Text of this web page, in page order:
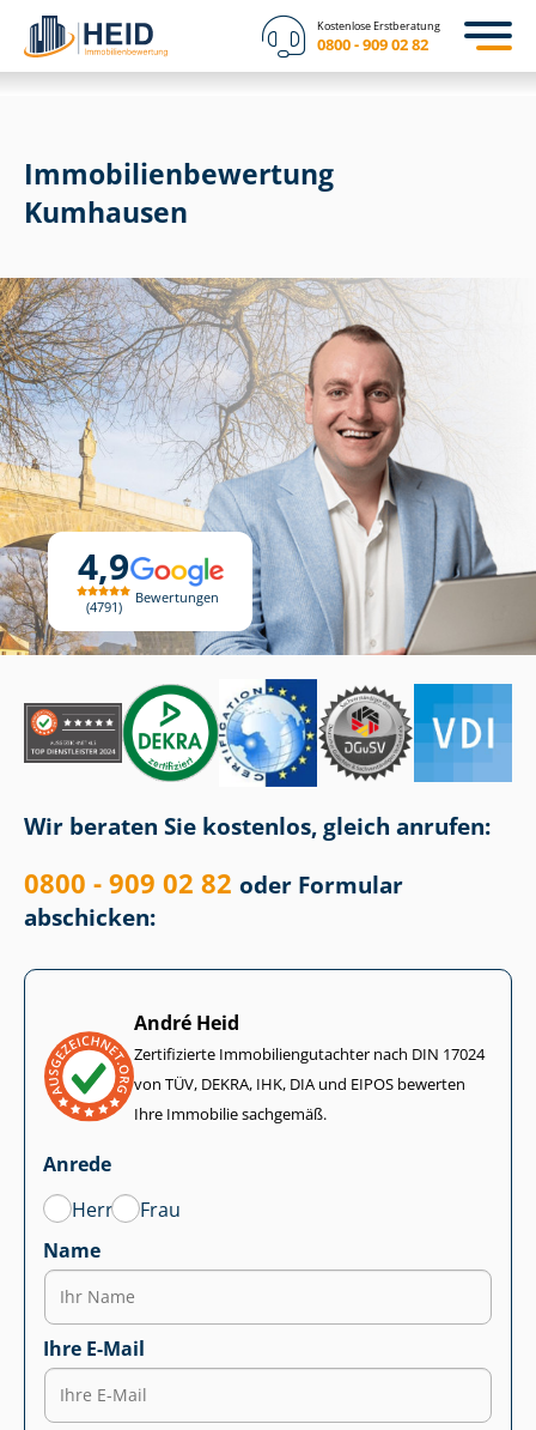
Kostenlose Erstberatung
0800 - 909 02 82
4,9
4791
Bewertungen
Immobilien­bewertung
Kumhausen
Wir beraten Sie kostenlos, gleich anrufen:
0800 - 909 02 82 oder Formular
abschicken:
André Heid
Zertifizierte Im­mo­bi­li­en­gut­ach­ter nach DIN 17024
von TÜV, DEKRA, IHK, DIA und EIPOS bewerten
Ihre Immobilie sachgemäß.
Anrede
Herr
Frau
Name
Ihre E-Mail